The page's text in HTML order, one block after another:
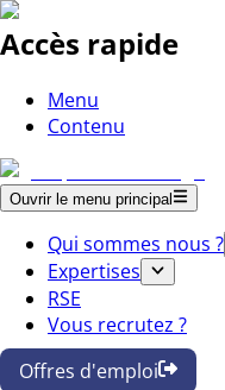
Accès rapide
Menu
Contenu
Ouvrir le menu principal
Qui sommes nous ?
Expertises
RSE
Vous recrutez ?
Offres d'emploi